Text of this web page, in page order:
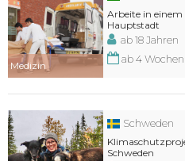
Medizin
Arbeite in einem
Hauptstadt
ab 18 Jahren
ab 4 Wochen
Schweden
Schweden